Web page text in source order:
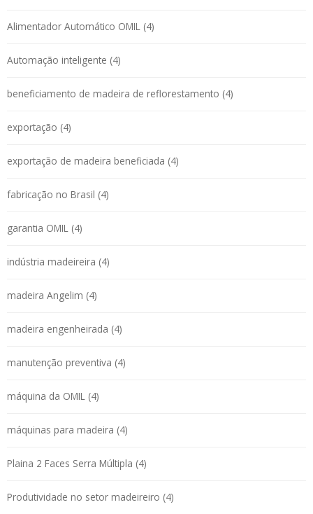
Alimentador Automático OMIL (4)
Automação inteligente (4)
beneficiamento de madeira de reflorestamento (4)
exportação (4)
exportação de madeira beneficiada (4)
fabricação no Brasil (4)
garantia OMIL (4)
indústria madeireira (4)
madeira Angelim (4)
madeira engenheirada (4)
manutenção preventiva (4)
máquina da OMIL (4)
máquinas para madeira (4)
Plaina 2 Faces Serra Múltipla (4)
Produtividade no setor madeireiro (4)